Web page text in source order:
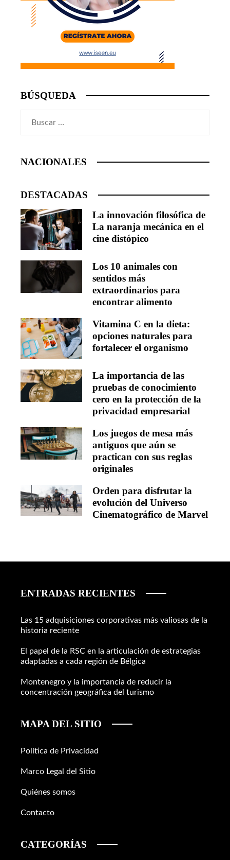
BÚSQUEDA
NACIONALES
DESTACADAS
La innovación filosófica de
La naranja mecánica en el
cine distópico
Los 10 animales con
sentidos más
extraordinarios para
encontrar alimento
Vitamina C en la dieta:
opciones naturales para
fortalecer el organismo
La importancia de las
pruebas de conocimiento
cero en la protección de la
privacidad empresarial
Los juegos de mesa más
antiguos que aún se
practican con sus reglas
originales
Orden para disfrutar la
evolución del Universo
Cinematográfico de Marvel
ENTRADAS RECIENTES
Las 15 adquisiciones corporativas más valiosas de la
historia reciente
El papel de la RSC en la articulación de estrategias
adaptadas a cada región de Bélgica
Montenegro y la importancia de reducir la
concentración geográfica del turismo
MAPA DEL SITIO
Política de Privacidad
Marco Legal del Sitio
Quiénes somos
Contacto
CATEGORÍAS